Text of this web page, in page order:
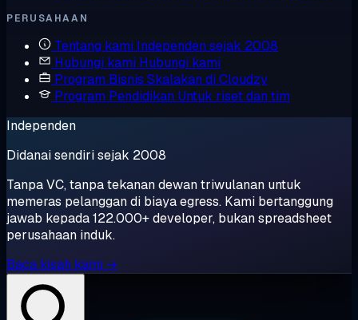
PERUSAHAAN
Tentang kami Independen sejak 2008
Hubungi kami Hubungi kami
Program Bisnis Skalakan di Cloudzy
Program Pendidikan Untuk riset dan tim
Independen
Didanai sendiri sejak 2008
Tanpa VC, tanpa tekanan dewan triwulanan untuk
memeras pelanggan di biaya egress. Kami bertanggung
jawab kepada 122.000+ developer, bukan spreadsheet
perusahaan induk.
Baca kisah kami →